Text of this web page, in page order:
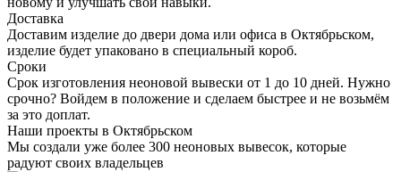
Доставка
Доставим изделие до двери дома или офиса в Октябрьском,
изделие будет упаковано в специальный короб.
Сроки
Срок изготовления неоновой вывески от 1 до 10 дней. Нужно
срочно? Войдем в положение и сделаем быстрее и не возьмём
за это доплат.
Наши проекты в Октябрьском
Мы создали уже более 300 неоновых вывесок, которые
радуют своих владельцев